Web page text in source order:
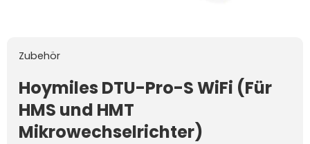
Zubehör
Hoymiles DTU-Pro-S WiFi (Für
HMS und HMT
Mikrowechselrichter)